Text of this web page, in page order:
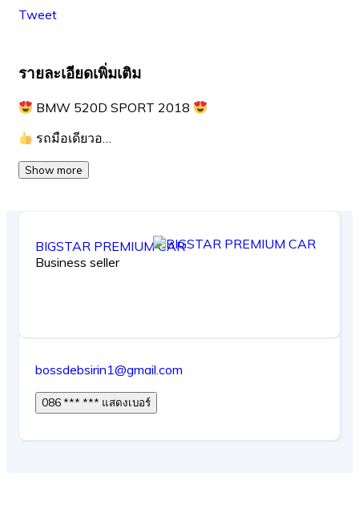
Tweet
รายละเอียดเพิ่มเติม
BMW 520D SPORT 2018
รถมือเดียวอ…
Show more
BIGSTAR PREMIUM CAR
Business seller
bossdebsirin1@gmail.com
086 *** *** แสดงเบอร์